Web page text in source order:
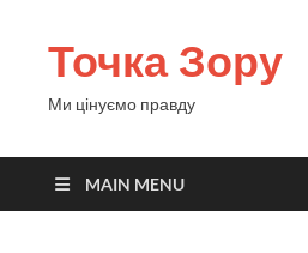
Точка Зору
Ми цінуємо правду
MAIN MENU